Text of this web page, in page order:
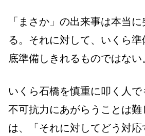
「まさか」の出来事は本当に
る。それに対して、いくら準
底準備しきれるものではない
いくら石橋を慎重に叩く人
不可抗力にあがらうことは難
は、「それに対してどう対